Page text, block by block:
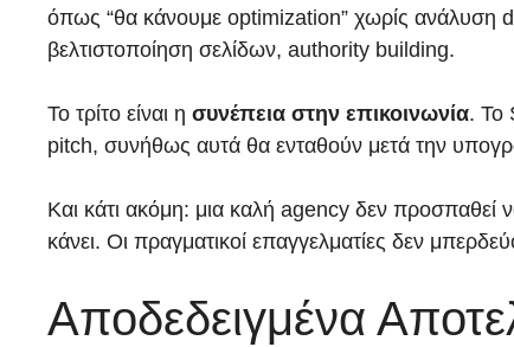
όπως “θα κάνουμε optimization” χωρίς ανάλυση
βελτιστοποίηση σελίδων, authority building.
Το τρίτο είναι η συνέπεια στην επικοινωνία. Το
pitch, συνήθως αυτά θα ενταθούν μετά την
Και κάτι ακόμη: μια καλή agency δεν προσπαθεί
κάνει. Οι πραγματικοί επαγγελματίες δεν
Αποδεδειγμένα